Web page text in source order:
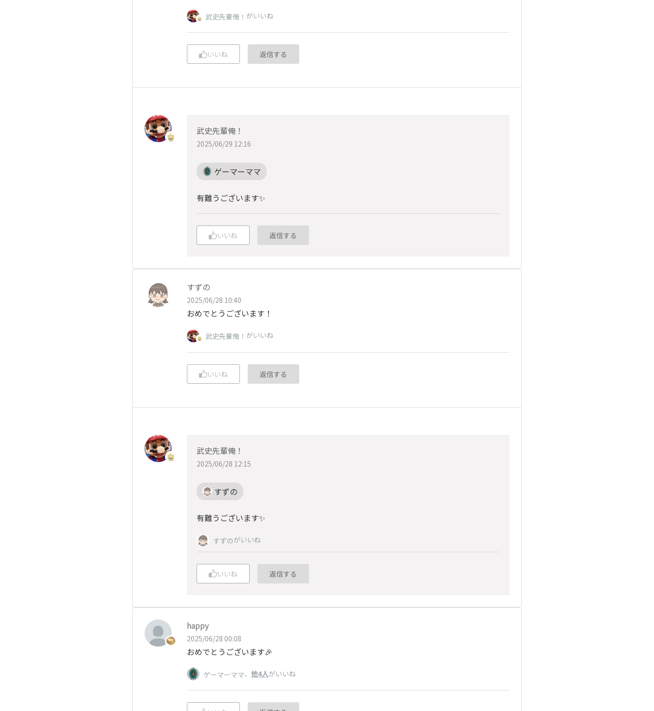
武史先輩俺！ がいいね
いいね 返信する
武史先輩俺！
2025/06/29 12:16
ゲーマーママ
有難うございます✨
いいね 返信する
すずの
2025/06/28 10:40
おめでとうございます！
武史先輩俺！ がいいね
いいね 返信する
武史先輩俺！
2025/06/28 12:15
すずの
有難うございます✨
すずのがいいね
いいね 返信する
happy
2025/06/28 00:08
おめでとうございます🎉
ゲーマーママ、 他4人がいいね